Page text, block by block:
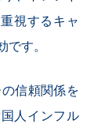
視するキャ
す。
信頼関係を
人インフル